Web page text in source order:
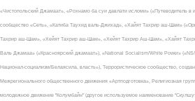
«Чистопольский Джамаат», «Рохнамо ба суи давлати исломи» («Путеводитель в
сообщество «Сеть», «Катиба Таухид валь-Джихад», «Хайят Тахрир аш-Шам»
Тахрир аш-Шам», «Хейят Тахрир аш-Шам», «Хейят Тахрир Аш-Шам», «Хайят
Валь Джамаа» («Красноярский джамаат»), «National Socialism/White Power»
Национал-социализм/Белаясила, власть»), Террористическое сообщество,
Межрегионального общественного движения «Артподготовка», Религиозная
молодежное движение "Колумбайн" (другое используемое наименование